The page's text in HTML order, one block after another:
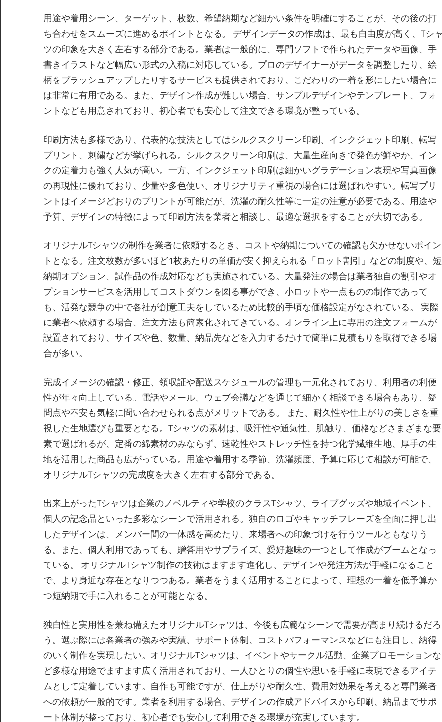
用途や着用シーン、ターゲット、枚数、希望納期など細かい条件を明確にすることが、その後の打
ち合わせをスムーズに進めるポイントとなる。 デザインデータの作成は、最も自由度が高く、Tシャ
ツの印象を大きく左右する部分である。業者は一般的に、専門ソフトで作られたデータや画像、手
書きイラストなど幅広い形式の入稿に対応している。プロのデザイナーがデータを調整したり、絵
柄をブラッシュアップしたりするサービスも提供されており、こだわりの一着を形にしたい場合に
は非常に有用である。また、デザイン作成が難しい場合、サンプルデザインやテンプレート、フォ
ントなども用意されており、初心者でも安心して注文できる環境が整っている。
印刷方法も多様であり、代表的な技法としてはシルクスクリーン印刷、インクジェット印刷、転写
プリント、刺繍などが挙げられる。シルクスクリーン印刷は、大量生産向きで発色が鮮やか、イン
クの定着力も強く人気が高い。一方、インクジェット印刷は細かいグラデーション表現や写真画像
の再現性に優れており、少量や多色使い、オリジナリティ重視の場合には選ばれやすい。転写プリ
ントはイメージどおりのプリントが可能だが、洗濯の耐久性等に一定の注意が必要である。用途や
予算、デザインの特徴によって印刷方法を業者と相談し、最適な選択をすることが大切である。
オリジナルTシャツの制作を業者に依頼するとき、コストや納期についての確認も欠かせないポイン
トとなる。注文枚数が多いほど1枚あたりの単価が安く抑えられる「ロット割引」などの制度や、短
納期オプション、試作品の作成対応なども実施されている。大量発注の場合は業者独自の割引やオ
プションサービスを活用してコストダウンを図る事ができ、小ロットや一点ものの制作であって
も、活発な競争の中で各社が創意工夫をしているため比較的手頃な価格設定がなされている。 実際
に業者へ依頼する場合、注文方法も簡素化されてきている。オンライン上に専用の注文フォームが
設置されており、サイズや色、数量、納品先などを入力するだけで簡単に見積もりを取得できる場
合が多い。
完成イメージの確認・修正、領収証や配送スケジュールの管理も一元化されており、利用者の利便
性が年々向上している。電話やメール、ウェブ会議などを通じて細かく相談できる場合もあり、疑
問点や不安も気軽に問い合わせられる点がメリットである。 また、耐久性や仕上がりの美しさを重
視した生地選びも重要となる。Tシャツの素材は、吸汗性や通気性、肌触り、価格などさまざまな要
素で選ばれるが、定番の綿素材のみならず、速乾性やストレッチ性を持つ化学繊維生地、厚手の生
地を活用した商品も広がっている。用途や着用する季節、洗濯頻度、予算に応じて相談が可能で、
オリジナルTシャツの完成度を大きく左右する部分である。
出来上がったTシャツは企業のノベルティや学校のクラスTシャツ、ライブグッズや地域イベント、
個人の記念品といった多彩なシーンで活用される。独自のロゴやキャッチフレーズを全面に押し出
したデザインは、メンバー間の一体感を高めたり、来場者への印象づけを行うツールともなりう
る。また、個人利用であっても、贈答用やサプライズ、愛好趣味の一つとして作成がブームとなっ
ている。 オリジナルTシャツ制作の技術はますます進化し、デザインや発注方法が手軽になること
で、より身近な存在となりつつある。業者をうまく活用することによって、理想の一着を低予算か
つ短納期で手に入れることが可能となる。
独自性と実用性を兼ね備えたオリジナルTシャツは、今後も広範なシーンで需要が高まり続けるだろ
う。選ぶ際には各業者の強みや実績、サポート体制、コストパフォーマンスなどにも注目し、納得
のいく制作を実現したい。オリジナルTシャツは、イベントやサークル活動、企業プロモーションな
ど多様な用途でますます広く活用されており、一人ひとりの個性や思いを手軽に表現できるアイテ
ムとして定着しています。自作も可能ですが、仕上がりや耐久性、費用対効果を考えると専門業者
への依頼が一般的です。業者を利用する場合、デザインの作成アドバイスから印刷、納品までサポ
ート体制が整っており、初心者でも安心して利用できる環境が充実しています。